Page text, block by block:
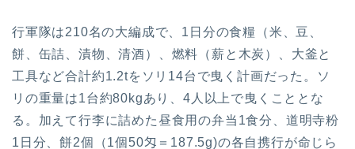
行軍隊は210名の大編成で、1日分の食糧（米、豆、
餅、缶詰、漬物、清酒）、燃料（薪と木炭）、大釜と
工具など合計約1.2tをソリ14台で曳く計画だった。ソ
リの重量は1台約80kgあり、4人以上で曳くこととな
る。加えて行李に詰めた昼食用の弁当1食分、道明寺粉
1日分、餅2個（1個50匁＝187.5g)の各自携行が命じら